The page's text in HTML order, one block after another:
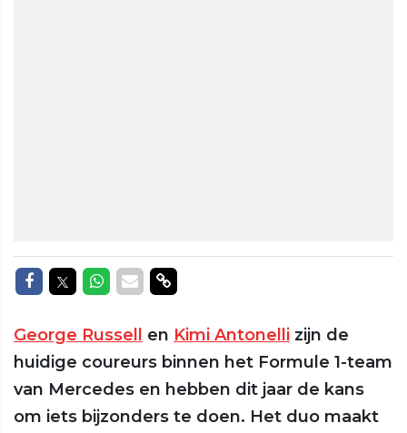
Delen op Facebook
Delen op Twitter
Delen op Whatsapp
Delen via Mail
Delen via link
George Russell en Kimi Antonelli zijn de
huidige coureurs binnen het Formule 1-team
van Mercedes en hebben dit jaar de kans
om iets bijzonders te doen. Het duo maakt